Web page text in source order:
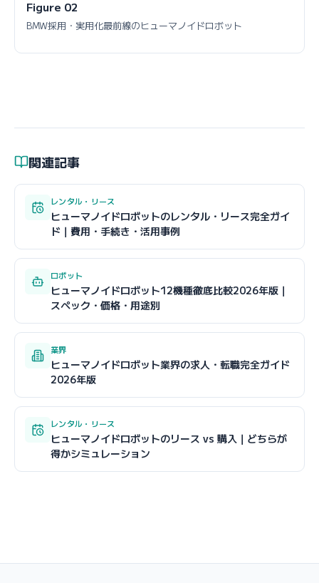
Figure 02
BMW採用・実用化最前線のヒューマノイドロボット
関連記事
レンタル・リース
ヒューマノイドロボットのレンタル・リース完全ガイ
ド｜費用・手続き・活用事例
ロボット
ヒューマノイドロボット12機種徹底比較2026年版｜
スペック・価格・用途別
業界
ヒューマノイドロボット業界の求人・転職完全ガイド
2026年版
レンタル・リース
ヒューマノイドロボットのリース vs 購入｜どちらが
得かシミュレーション